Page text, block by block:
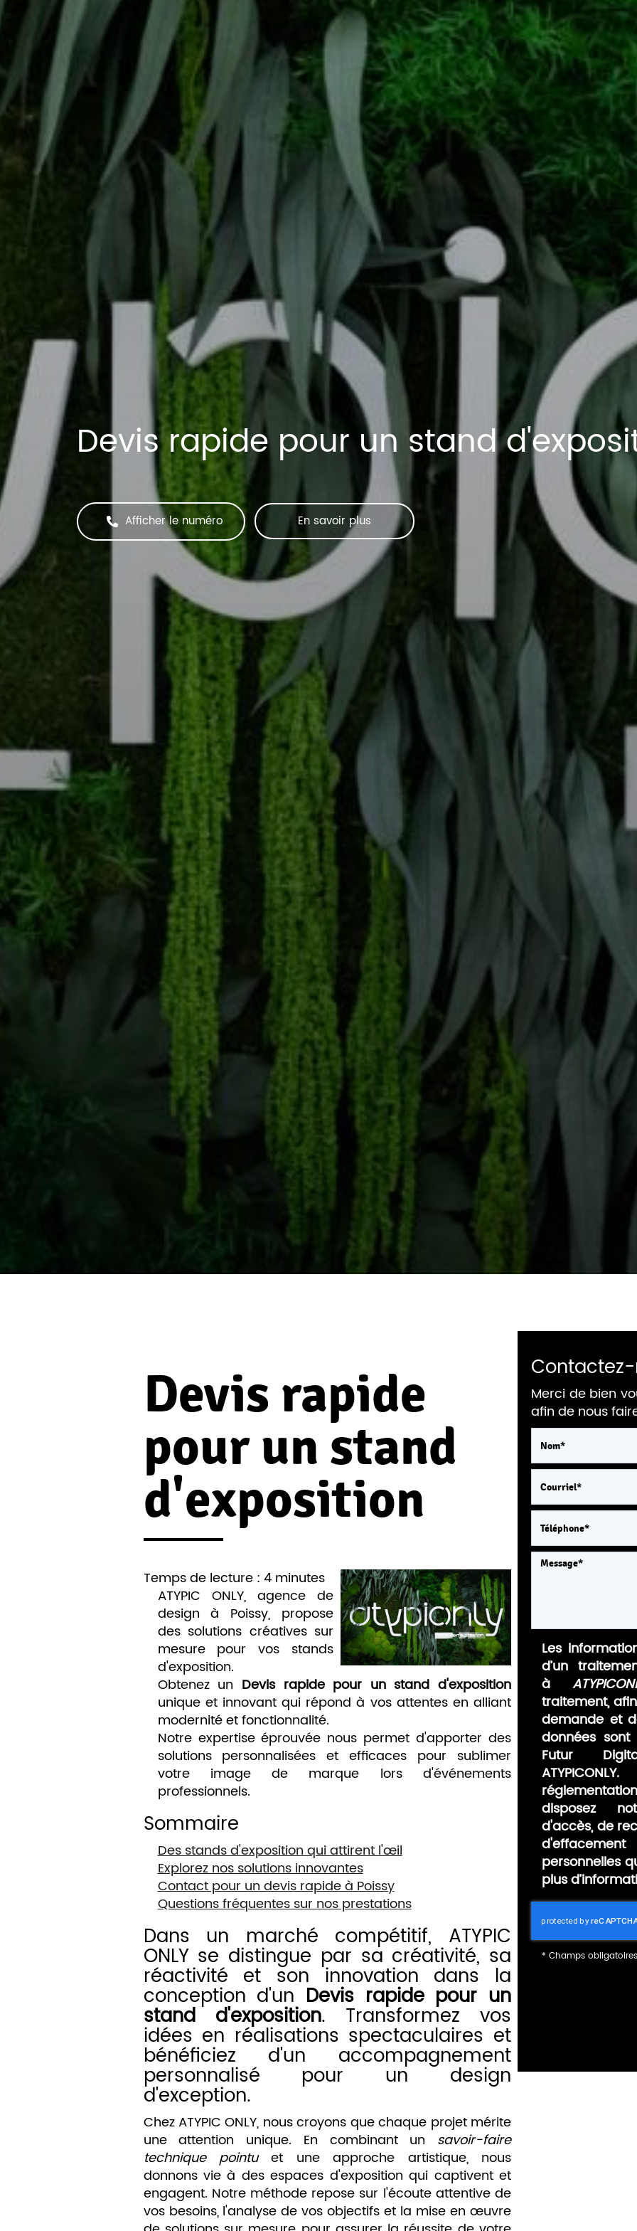
Devis rapide pour un stand
Afficher le numéro En savoir plus
Devis rapide
pour un stand
d'exposition
Temps de lecture : 4 minutes
ATYPIC ONLY, agence de
design à Poissy, propose
des solutions créatives sur
mesure pour vos stands
d'exposition.
Obtenez un Devis rapide pour un stand d'exposition
unique et innovant qui répond à vos attentes en alliant
modernité et fonctionnalité.
Notre expertise éprouvée nous permet d'apporter des
solutions personnalisées et efficaces pour sublimer
votre image de marque lors d'événements
professionnels.
Sommaire
Des stands d'exposition qui attirent l'œil
Explorez nos solutions innovantes
Contact pour un devis rapide à Poissy
Questions fréquentes sur nos prestations
Dans un marché compétitif, ATYPIC
ONLY se distingue par sa créativité, sa
réactivité et son innovation dans la
conception d'un Devis rapide pour un
stand d'exposition. Transformez vos
idées en réalisations spectaculaires et
bénéficiez d'un accompagnement
personnalisé pour un design
d'exception.
Chez ATYPIC ONLY, nous croyons que chaque projet mérite
une attention unique. En combinant un savoir-faire
technique pointuet une approche artistique, nous
donnons vie à des espaces d'exposition qui captivent et
engagent. Notre méthode repose sur l'écoute attentive de
vos besoins, l'analyse de vos objectifs et la mise en œuvre
Merci de bien
afin de nous
Les
d’un
à
traitement,
demande et
données
Futur
disposez
d'accès, de
personnelles
plus
*Champs